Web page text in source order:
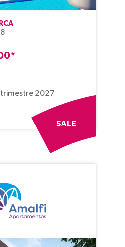
trimestre 2027
SALE